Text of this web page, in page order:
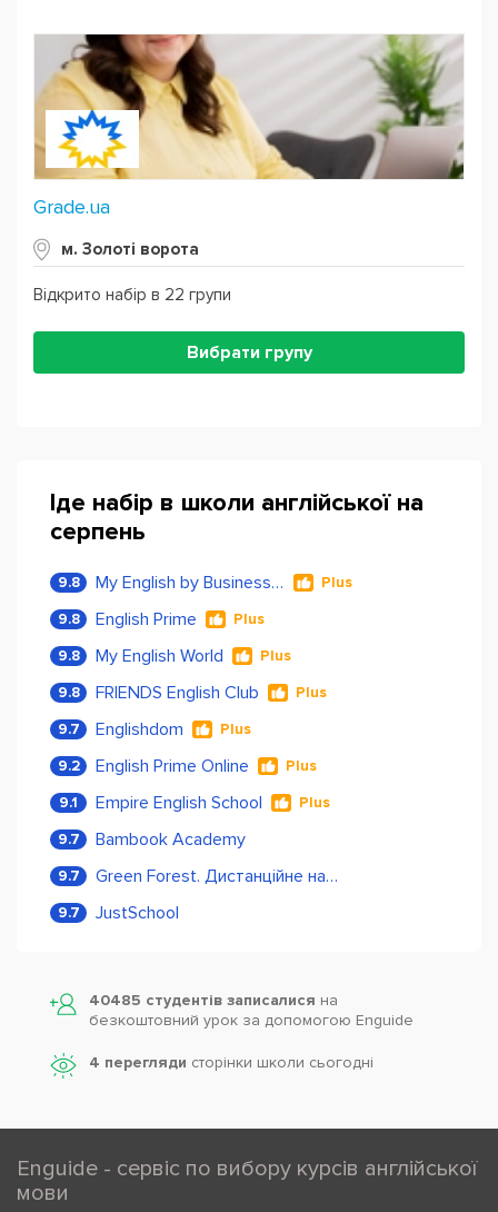
Grade.ua
м. Золоті ворота
Відкрито набір в 22 групи
Вибрати групу
Іде набір в школи англійської на
серпень
9.8 My English by Business Language Plus
9.8 English Prime Plus
9.8 My English World Plus
9.8 FRIENDS English Club Plus
9.7 Englishdom Plus
9.2 English Prime Online Plus
9.1 Empire English School Plus
9.7 Bambook Academy
9.7 Green Forest. Дистанційне навчання
9.7 JustSchool
40485 студентів записалися на
безкоштовний урок за допомогою Enguide
4 перегляди сторінки школи cьогодні
Enguide - сервіс по вибору курсів англійської
мови